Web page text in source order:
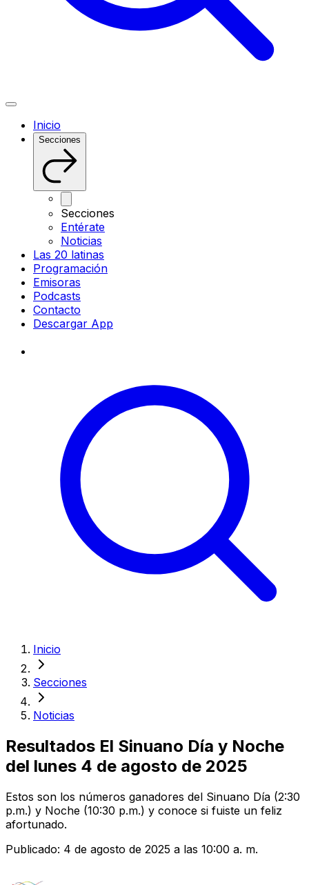
Inicio
Secciones
Secciones
Entérate
Noticias
Las 20 latinas
Programación
Emisoras
Podcasts
Contacto
Descargar App
Inicio
Secciones
Noticias
Resultados El Sinuano Día y Noche
del lunes 4 de agosto de 2025
Estos son los números ganadores del Sinuano Día (2:30
p.m.) y Noche (10:30 p.m.) y conoce si fuiste un feliz
afortunado.
Publicado: 4 de agosto de 2025 a las 10:00 a. m.